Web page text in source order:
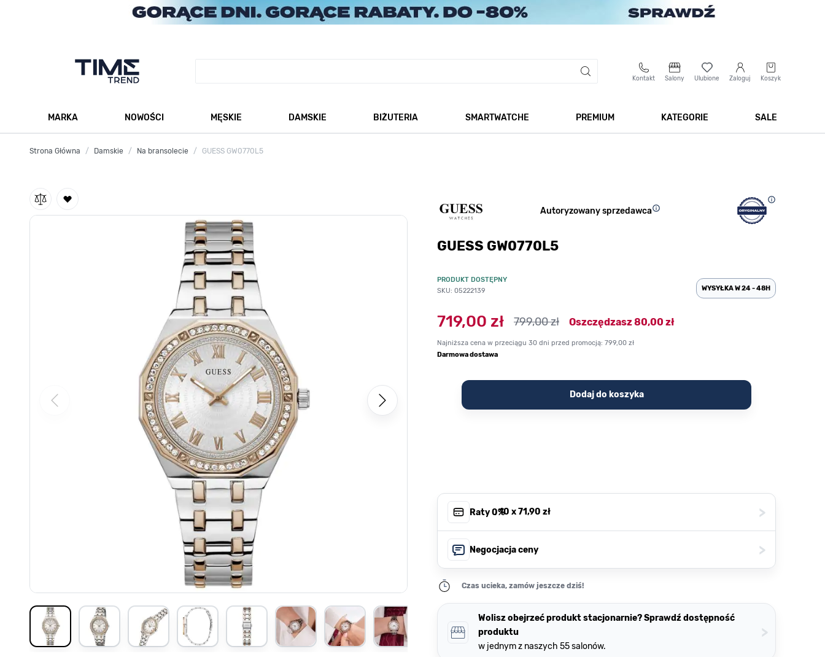
Kontakt Salony Ulubione Zaloguj Koszyk
MARKA
NOWOŚCI
MĘSKIE
DAMSKIE
BIŻUTERIA
SMARTWATCHE
PREMIUM
KATEGORIE
SALE
Strona Główna / Damskie / Na bransolecie / GUESS GW0770L5
View larger imageView larger imageView larger imageView larger imageView larger imageView larger imageView larger imageView larger image
Autoryzowany sprzedawca
GUESS GW0770L5
PRODUKT DOSTĘPNY
SKU: 05222139
WYSYŁKA W 24 - 48H
719,00 zł 799,00 zł Oszczędzasz80,00 zł
Najniższa cena w przeciągu 30 dni przed promocją: 799,00 zł
Darmowa dostawa
Dodaj do koszyka
Raty 0%, 10 x71,90 zł >
Negocjacja ceny >
Czas ucieka, zamów jeszcze dziś!
Wolisz obejrzeć produkt stacjonarnie? Sprawdź dostępność
produktu
w jednym z naszych 55 salonów.
>